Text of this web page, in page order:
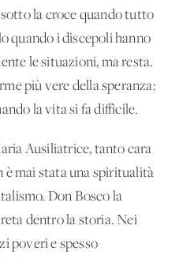
la croce quando tutto
quando i discepoli hanno
le situazioni, ma resta.
più vere della speranza:
la vita si fa difficile.
Ausiliatrice, tanto cara
è mai stata una spiritualità
Don Bosco la
dentro la storia. Nei
poveri e spesso